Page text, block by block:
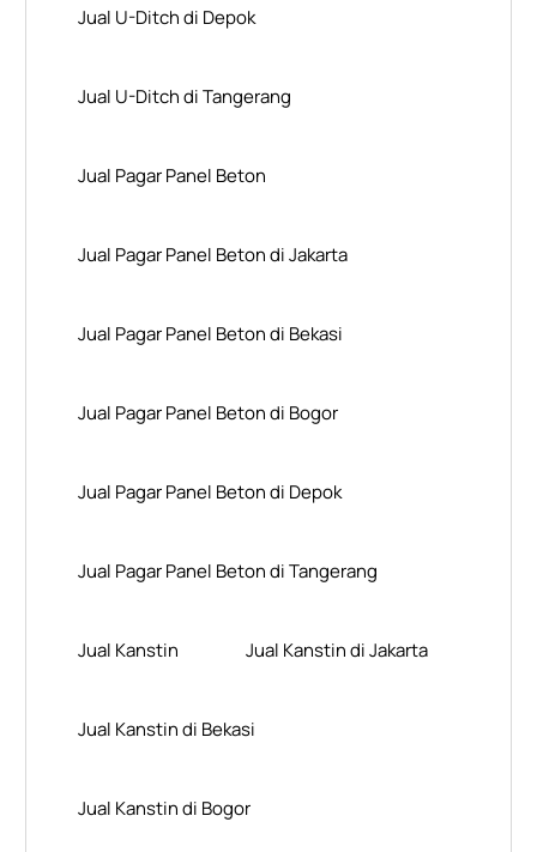
Jual U-Ditch di Depok
Jual U-Ditch di Tangerang
Jual Pagar Panel Beton
Jual Pagar Panel Beton di Jakarta
Jual Pagar Panel Beton di Bekasi
Jual Pagar Panel Beton di Bogor
Jual Pagar Panel Beton di Depok
Jual Pagar Panel Beton di Tangerang
Jual Kanstin Jual Kanstin di Jakarta
Jual Kanstin di Bekasi
Jual Kanstin di Bogor